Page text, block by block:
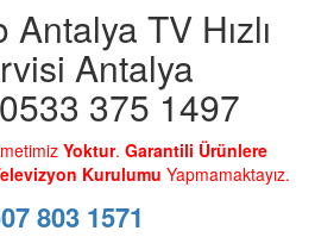
TV Hızlı
Antalya
375 1497
Yoktur. Garantili Ürünlere
Kurulumu Yapmamaktayız.
803 1571